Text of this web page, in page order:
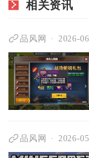
相关资讯
品风网 2026-
品风网 2026-